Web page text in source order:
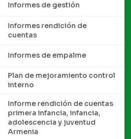
Informes de gestión
Informes rendición de
cuentas
Informes de empalme
Plan de mejoramiento control
interno
Informe rendición de cuentas
primera infancia, infancia,
adolescencia y juventud
Armenia